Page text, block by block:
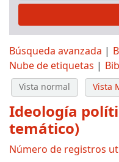
Búsqueda avanzada
Nube de etiquetas
Vista normal Vista
Ideología
temático)
Número de registros